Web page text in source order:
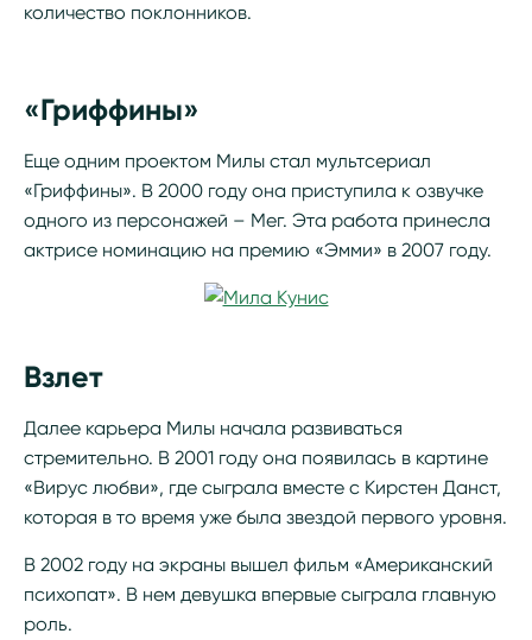
количество поклонников.
«Гриффины»
Еще одним проектом Милы стал мультсериал
«Гриффины». В 2000 году она приступила к озвучке
одного из персонажей – Мег. Эта работа принесла
актрисе номинацию на премию «Эмми» в 2007 году.
Взлет
Далее карьера Милы начала развиваться
стремительно. В 2001 году она появилась в картине
«Вирус любви», где сыграла вместе с Кирстен Данст,
которая в то время уже была звездой первого уровня.
В 2002 году на экраны вышел фильм «Американский
психопат». В нем девушка впервые сыграла главную
роль.